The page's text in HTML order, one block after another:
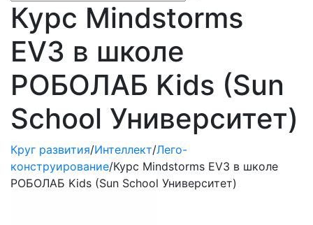
Курс Mindstorms
EV3 в школе
РОБОЛАБ Kids (Sun
School Университет)
Круг развития/Интеллект/Лего-
конструирование/Курс Mindstorms EV3 в школе
РОБОЛАБ Kids (Sun School Университет)